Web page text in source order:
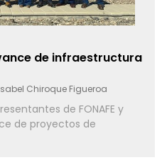
de infraestructura
Chiroque Figueroa
de FONAFE y
de proyectos de